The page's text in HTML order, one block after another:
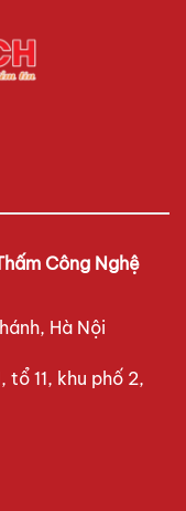
Công Nghệ
Hà Nội
tổ 11, khu phố 2,